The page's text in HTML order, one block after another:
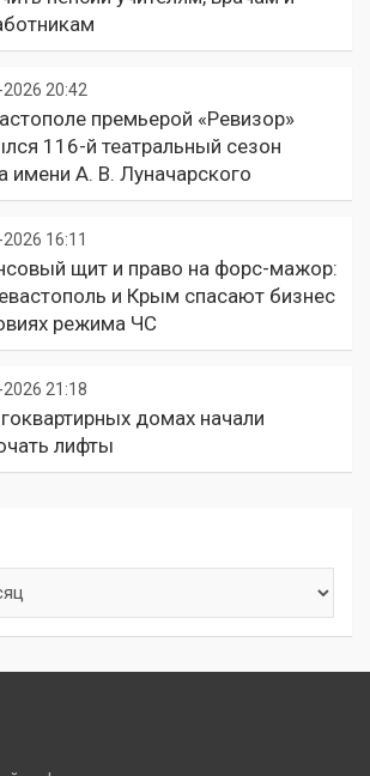
20:42
премьерой «Ревизор»
116-й театральный сезон
имени А. В. Луначарского
16:11
щит и право на форс-мажор:
и Крым спасают бизнес
режима ЧС
21:18
домах начали
лифты